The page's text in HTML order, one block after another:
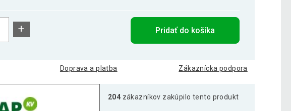
regál so 4 policami, 133 × 80 × 43 cm, borovica, CZ
+ Pridať do košíka
Doprava a platba Zákaznícka podpora
204 zákazníkov zakúpilo tento produkt